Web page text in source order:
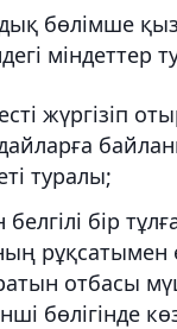
бөлімше
міндеттер
жүргізіп
туралы;
бір
отбасы
бөлігінде